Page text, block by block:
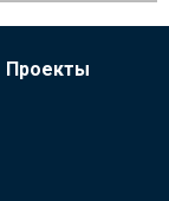
Проекты